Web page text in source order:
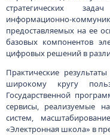
стратегических
информационно-
предоставляемых на ее
базовых компонентов
цифровых решений в
Практические
широкому кругу
Государственной
сервисы, реализуемые
систем,
«Электронная школа» в